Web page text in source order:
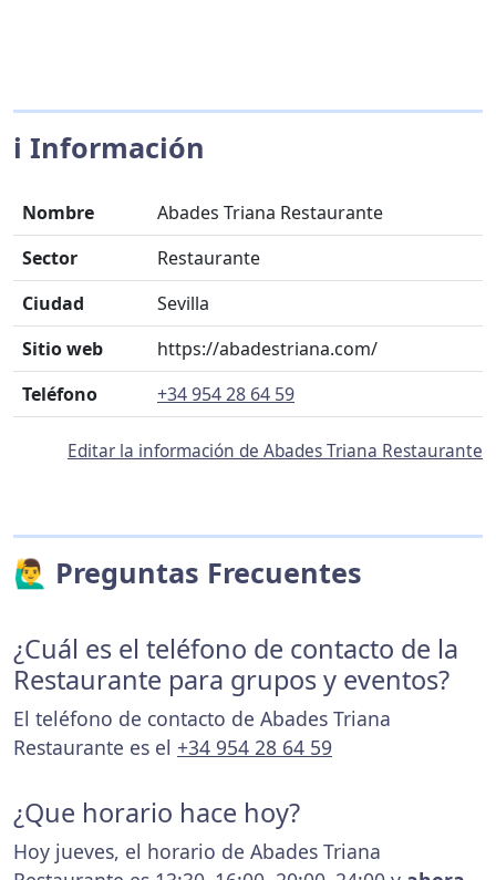
ℹ️ Información
Nombre
Abades Triana Restaurante
Sector
Restaurante
Ciudad
Sevilla
Sitio web
https://abadestriana.com/
Teléfono
+34 954 28 64 59
Editar la información de Abades Triana Restaurante
🙋‍♂️ Preguntas Frecuentes
¿Cuál es el teléfono de contacto de la
Restaurante para grupos y eventos?
El teléfono de contacto de Abades Triana
Restaurante es el +34 954 28 64 59
¿Que horario hace hoy?
Hoy jueves, el horario de Abades Triana